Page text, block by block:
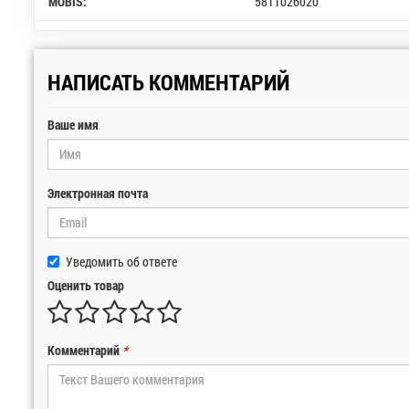
НАПИСАТЬ КОММЕНТАРИЙ
Ваше имя
Электронная почта
Уведомить об ответе
Оценить товар
Комментарий *